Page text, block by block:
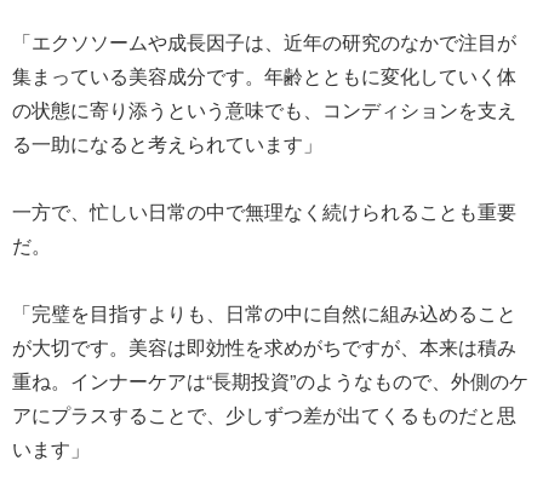
「エクソソームや成長因子は、近年の研究のなかで注目が
集まっている美容成分です。年齢とともに変化していく体
の状態に寄り添うという意味でも、コンディションを支え
る一助になると考えられています」
一方で、忙しい日常の中で無理なく続けられることも重要
だ。
「完璧を目指すよりも、日常の中に自然に組み込めること
が大切です。美容は即効性を求めがちですが、本来は積み
重ね。インナーケアは“長期投資”のようなもので、外側のケ
アにプラスすることで、少しずつ差が出てくるものだと思
います」